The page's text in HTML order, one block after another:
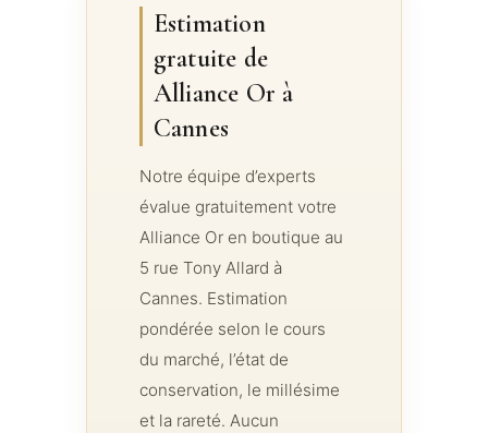
Estimation
gratuite de
Alliance Or à
Cannes
Notre équipe d’experts
évalue gratuitement votre
Alliance Or en boutique au
5 rue Tony Allard à
Cannes. Estimation
pondérée selon le cours
du marché, l’état de
conservation, le millésime
et la rareté. Aucun